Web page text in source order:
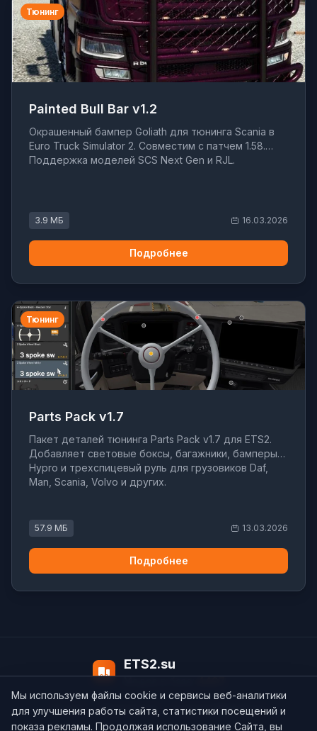
Тюнинг
Painted Bull Bar v1.2
Окрашенный бампер Goliath для тюнинга Scania в
Euro Truck Simulator 2. Совместим с патчем 1.58.
Поддержка моделей SCS Next Gen и RJL.
3.9 МБ 16.03.2026
Подробнее
Тюнинг
Parts Pack v1.7
Пакет деталей тюнинга Parts Pack v1.7 для ETS2.
Добавляет световые боксы, багажники, бамперы
Hypro и трехспицевый руль для грузовиков Daf,
Man, Scania, Volvo и других.
57.9 МБ 13.03.2026
Подробнее
ETS2.su
О нас Контакты support@ets2.su
Мы используем файлы cookie и сервисы веб-аналитики
для улучшения работы сайта, статистики посещений и
показа рекламы. Продолжая использование Сайта, вы